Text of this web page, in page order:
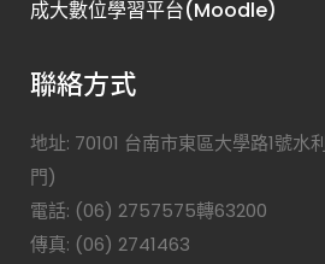
成大數位學習平台(Moodle)
聯絡方式
地址: 70101 台南市東區大學路1號水
門)
電話: (06) 2757575轉63200
傳真: (06) 2741463